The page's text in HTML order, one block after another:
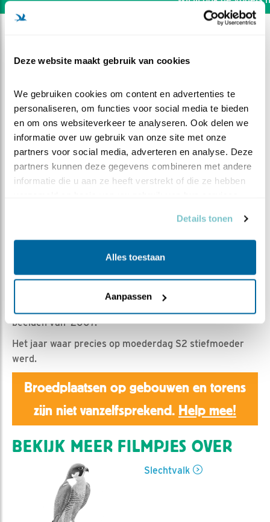
Deze website maakt gebruik van cookies
We gebruiken cookies om content en advertenties te
personaliseren, om functies voor social media te bieden
en om ons websiteverkeer te analyseren. Ook delen we
informatie over uw gebruik van onze site met onze
partners voor social media, adverteren en analyse. Deze
partners kunnen deze gegevens combineren met andere
informatie die u aan ze heeft verstrekt of die ze hebben
Details tonen
Alles toestaan
Aanpassen
Uit de oude doos
Aaltje | Geplaatst op 28 februari 2026, 12:11 |
beelden van 2007.
Het jaar waar precies op moederdag S2 stiefmoeder
werd.
Broedplaatsen op gebouwen en torens
zijn niet vanzelfsprekend. Help mee!
BEKIJK MEER FILMPJES OVER
Slechtvalk